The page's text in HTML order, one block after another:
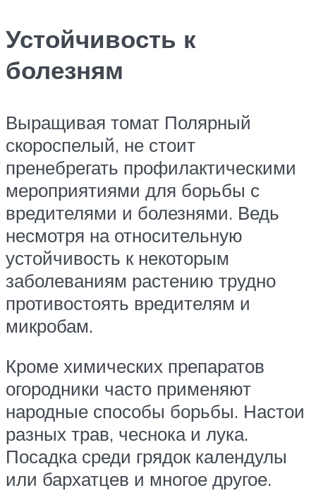
Устойчивость к
болезням
Выращивая томат Полярный
скороспелый, не стоит
пренебрегать профилактическими
мероприятиями для борьбы с
вредителями и болезнями. Ведь
несмотря на относительную
устойчивость к некоторым
заболеваниям растению трудно
противостоять вредителям и
микробам.
Кроме химических препаратов
огородники часто применяют
народные способы борьбы. Настои
разных трав, чеснока и лука.
Посадка среди грядок календулы
или бархатцев и многое другое.